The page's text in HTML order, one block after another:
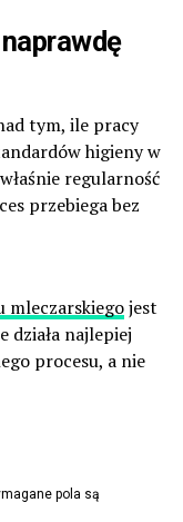
tym, ile pracy
higieny w
regularność
przebiega bez
mleczarskiegojest
działa najlepiej
procesu, a nie
pola są